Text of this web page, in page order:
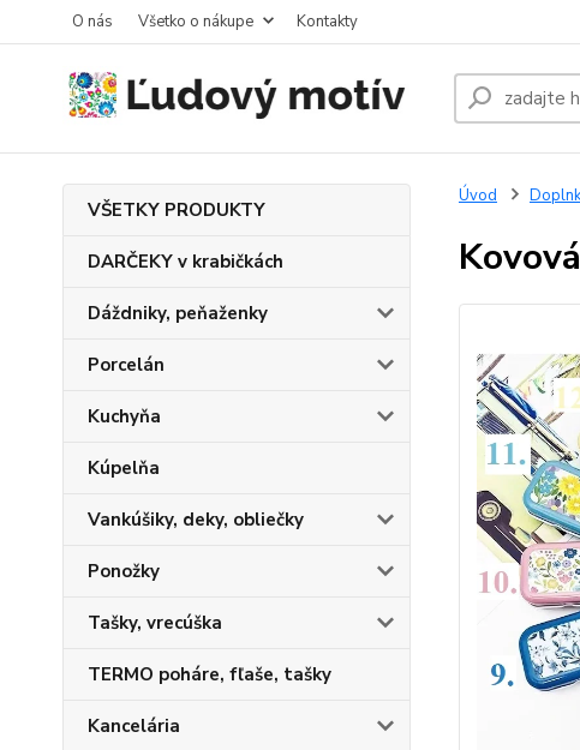
O nás Všetko o nákupe Kontakty
VŠETKY PRODUKTY
DARČEKY v krabičkách
Dáždniky, peňaženky
Porcelán
Kuchyňa
Kúpelňa
Vankúšiky, deky, obliečky
Ponožky
Tašky, vrecúška
TERMO poháre, fľaše, tašky
Kancelária
Úvod